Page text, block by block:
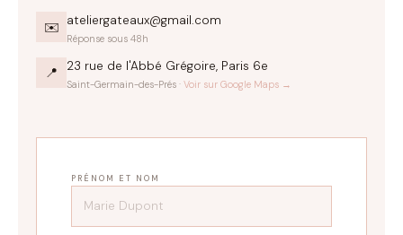
✉️ ateliergateaux@gmail.com
Réponse sous 48h
📍 23 rue de l'Abbé Grégoire, Paris 6e
Saint-Germain-des-Prés ·Voir sur Google Maps →
PRÉNOM ET NOM